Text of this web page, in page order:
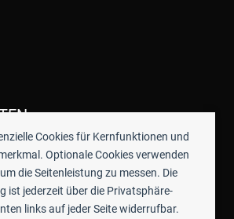
Cookies für Kernfunktionen und
Optionale Cookies verwenden
die Seitenleistung zu messen. Die
ist jederzeit über die Privatsphäre-
links auf jeder Seite widerrufbar.